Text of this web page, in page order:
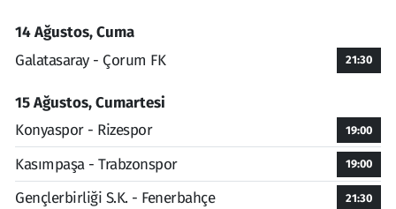
14 Ağustos, Cuma
Galatasaray - Çorum FK
21:30
15 Ağustos, Cumartesi
Konyaspor - Rizespor
19:00
Kasımpaşa - Trabzonspor 19:00
Gençlerbirliği S.K. - Fenerbahçe 21:30